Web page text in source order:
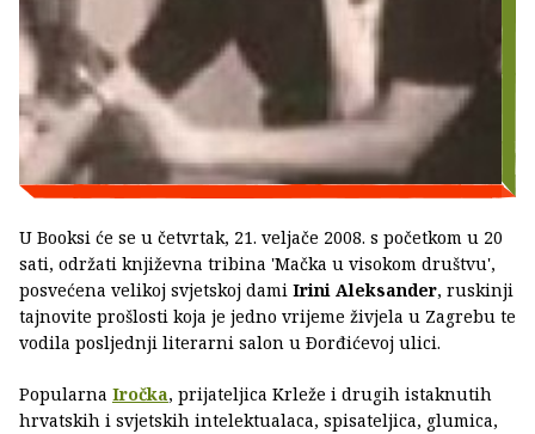
U Booksi će se u četvrtak, 21. veljače 2008. s početkom u 20
sati, održati književna tribina 'Mačka u visokom društvu',
posvećena velikoj svjetskoj dami Irini Aleksander, ruskinji
tajnovite prošlosti koja je jedno vrijeme živjela u Zagrebu te
vodila posljednji literarni salon u Ðorđićevoj ulici.
Popularna Iročka, prijateljica Krleže i drugih istaknutih
hrvatskih i svjetskih intelektualaca, spisateljica, glumica,